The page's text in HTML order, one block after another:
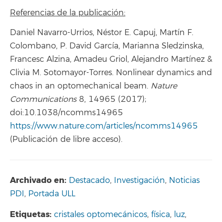
Referencias de la publicación:
Daniel Navarro-Urrios, Néstor E. Capuj, Martín F.
Colombano, P. David García, Marianna Sledzinska,
Francesc Alzina, Amadeu Griol, Alejandro Martínez &
Clivia M. Sotomayor-Torres. Nonlinear dynamics and
chaos in an optomechanical beam. Nature
Communications8, 14965 (2017);
doi:10.1038/ncomms14965
https://www.nature.com/articles/ncomms14965
(Publicación de libre acceso).
Archivado en: Destacado, Investigación, Noticias
PDI, Portada ULL
Etiquetas: cristales optomecánicos, física, luz,